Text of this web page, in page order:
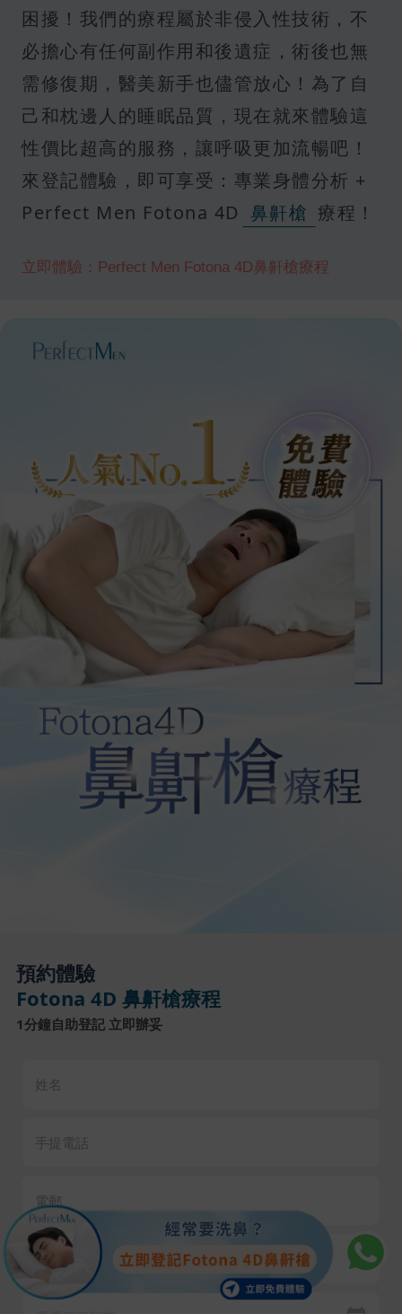
困擾！我們的療程屬於非侵入性技術，不
必擔心有任何副作用和後遺症，術後也無
需修復期，醫美新手也儘管放心！為了自
己和枕邊人的睡眠品質，現在就來體驗這
性價比超高的服務，讓呼吸更加流暢吧！
來登記體驗，即可享受：專業身體分析 +
Perfect Men Fotona 4D 鼻鼾槍 療程！
立即體驗：Perfect Men Fotona 4D鼻鼾槍療程
預約體驗
Fotona 4D 鼻鼾槍療程
1分鐘自助登記 立即辦妥